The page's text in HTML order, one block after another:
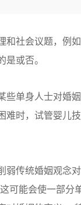
社会议题，例
或否。
单身人士对婚
时，试管婴儿
弱传统婚姻观念
可能会使一部分